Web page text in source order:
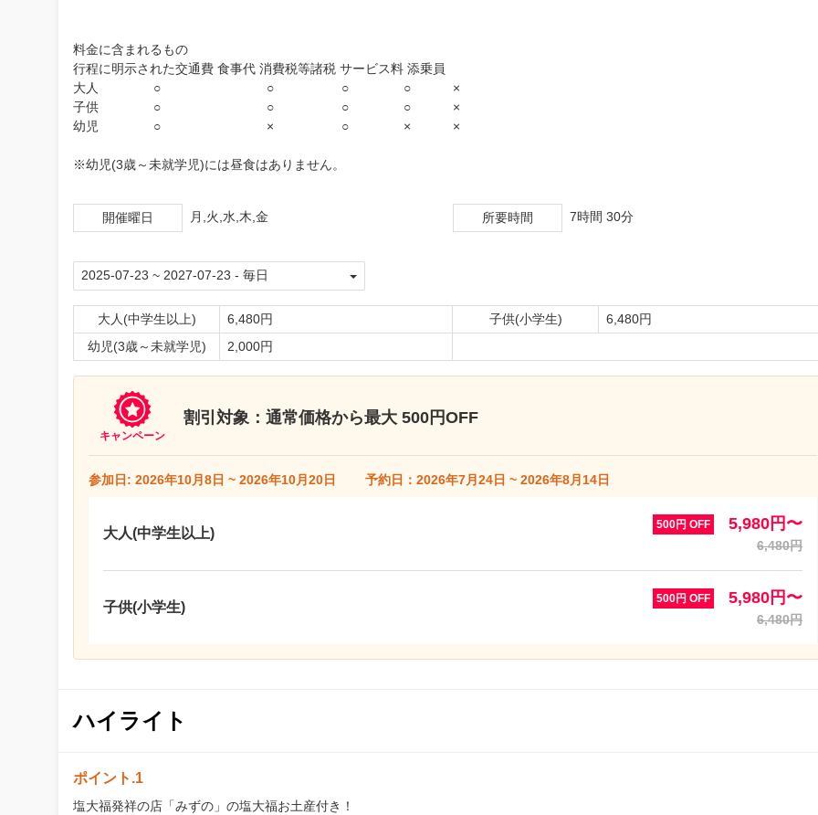
料金に含まれるもの
行程に明示された交通費 食事代 消費税等諸税 サービス料 添乗員
大人 ○ ○ ○ ○ ×
子供 ○ ○ ○ ○ ×
幼児 ○ × ○ × ×
※幼児(3歳～未就学児)には昼食はありません。
開催曜日 月,火,水,木,金 所要時間 7時間 30分
大人(中学生以上) 6,480円 子供(小学生)
6,480円
幼児(3歳～未就学児)
2,000円
キャンペーン
割引対象：通常価格から最大 500円OFF
参加日: 2026年10月8日 ~ 2026年10月20日 予約日：2026年7月24日 ~ 2026年8月14日
大人(中学生以上)
500円 OFF 5,980円〜
6,480円
子供(小学生)
500円 OFF 5,980円〜
6,480円
ハイライト
ポイント.1
塩大福発祥の店「みずの」の塩大福お土産付き！